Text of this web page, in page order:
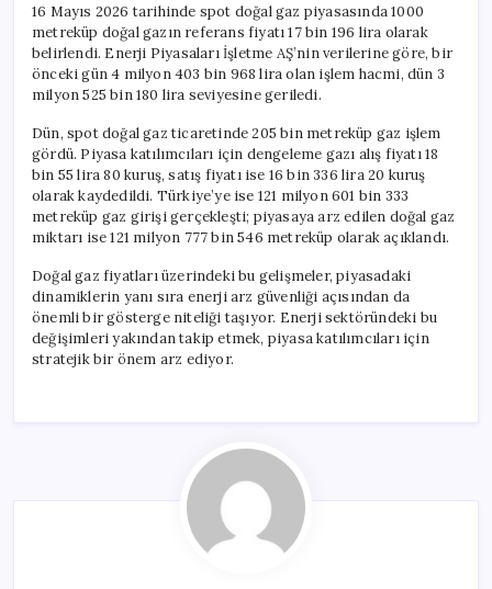
Doğal
Gaz
Fiyatları
Açıklandı
16 Mayıs 2026 tarihinde spot doğal gaz piyasasında 1000
metreküp doğal gazın referans fiyatı 17 bin 196 lira olarak
belirlendi. Enerji Piyasaları İşletme AŞ’nin verilerine göre, bir
önceki gün 4 milyon 403 bin 968 lira olan işlem hacmi, dün 3
milyon 525 bin 180 lira seviyesine geriledi.
Dün, spot doğal gaz ticaretinde 205 bin metreküp gaz işlem
gördü. Piyasa katılımcıları için dengeleme gazı alış fiyatı 18
bin 55 lira 80 kuruş, satış fiyatı ise 16 bin 336 lira 20 kuruş
olarak kaydedildi. Türkiye’ye ise 121 milyon 601 bin 333
metreküp gaz girişi gerçekleşti; piyasaya arz edilen doğal gaz
miktarı ise 121 milyon 777 bin 546 metreküp olarak açıklandı.
Doğal gaz fiyatları üzerindeki bu gelişmeler, piyasadaki
dinamiklerin yanı sıra enerji arz güvenliği açısından da
önemli bir gösterge niteliği taşıyor. Enerji sektöründeki bu
değişimleri yakından takip etmek, piyasa katılımcıları için
stratejik bir önem arz ediyor.